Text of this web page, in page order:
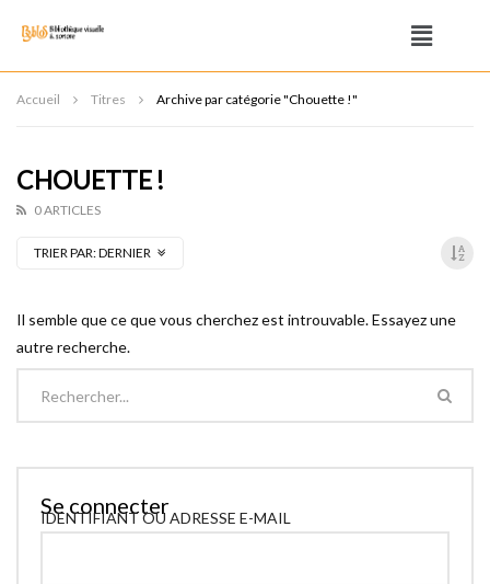
Accueil Titres Archive par catégorie "Chouette !"
CHOUETTE !
0 ARTICLES
TRIER PAR:DERNIER
Il semble que ce que vous cherchez est introuvable. Essayez une
autre recherche.
Se connecter
IDENTIFIANT OU ADRESSE E-MAIL